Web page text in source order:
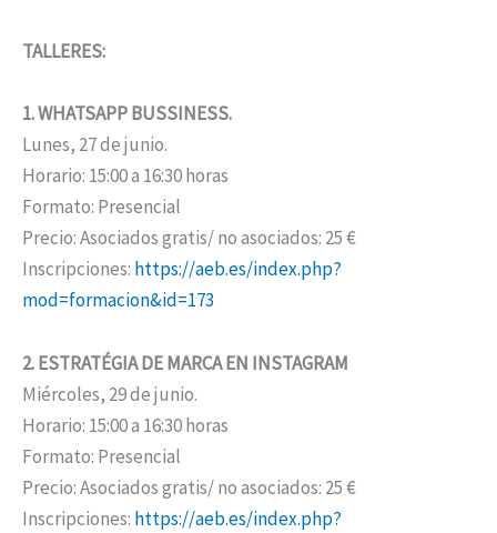
TALLERES:
1. WHATSAPP BUSSINESS.
Lunes, 27 de junio.
Horario: 15:00 a 16:30 horas
Formato: Presencial
Precio: Asociados gratis/ no asociados: 25 €
Inscripciones: https://aeb.es/index.php?
mod=formacion&id=173
2. ESTRATÉGIA DE MARCA EN INSTAGRAM
Miércoles, 29 de junio.
Horario: 15:00 a 16:30 horas
Formato: Presencial
Precio: Asociados gratis/ no asociados: 25 €
Inscripciones: https://aeb.es/index.php?